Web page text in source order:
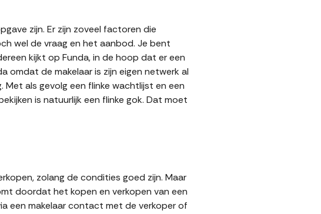
zijn. Er zijn zoveel factoren die
wel de vraag en het aanbod. Je bent
kijkt op Funda, in de hoop dat er een
omdat de makelaar is zijn eigen netwerk al
als gevolg een flinke wachtlijst en een
is natuurlijk een flinke gok. Dat moet
zolang de condities goed zijn. Maar
doordat het kopen en verkopen van een
een makelaar contact met de verkoper of